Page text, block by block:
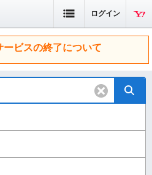
ログイン
ービスの終了について